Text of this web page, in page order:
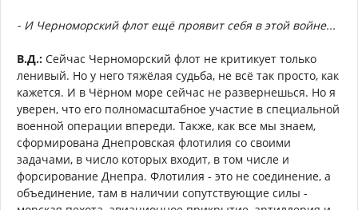
- И Черноморский флот ещё проявит себя в этой войне...
В.Д.: Сейчас Черноморский флот не критикует только
ленивый. Но у него тяжёлая судьба, не всё так просто, как
кажется. И в Чёрном море сейчас не развернешься. Но я
уверен, что его полномасштабное участие в специальной
военной операции впереди. Также, как все мы знаем,
сформирована Днепровская флотилия со своими
задачами, в число которых входит, в том числе и
форсирование Днепра. Флотилия - это не соединение, а
объединение, там в наличии сопутствующие силы -